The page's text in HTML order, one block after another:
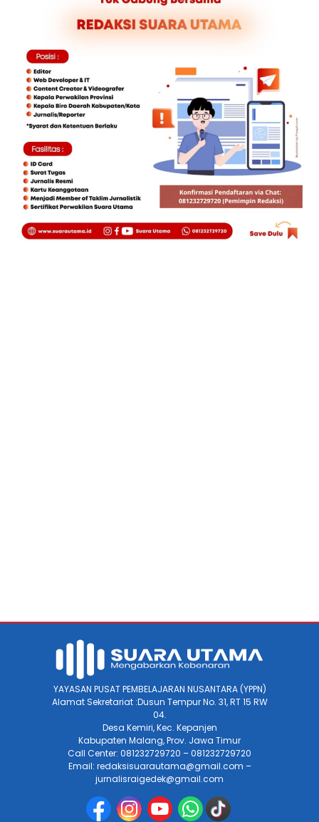
YAYASAN PUSAT PEMBELAJARAN NUSANTARA (YPPN)
Alamat Sekretariat :Dusun Tempur No. 31, RT 15 RW
04.
Desa Kemiri, Kec. Kepanjen
Kabupaten Malang, Prov. Jawa Timur
Call Center: 081232729720 – 081232729720
Email: redaksisuarautama@gmail.com –
jurnalisraigedek@gmail.com